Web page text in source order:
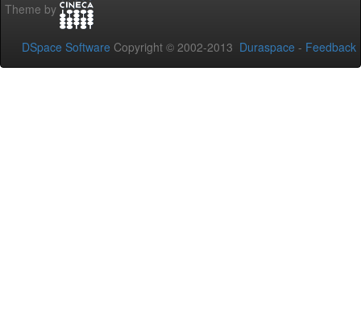
Theme by
DSpace Software Copyright © 2002-2013 Duraspace - Feedback